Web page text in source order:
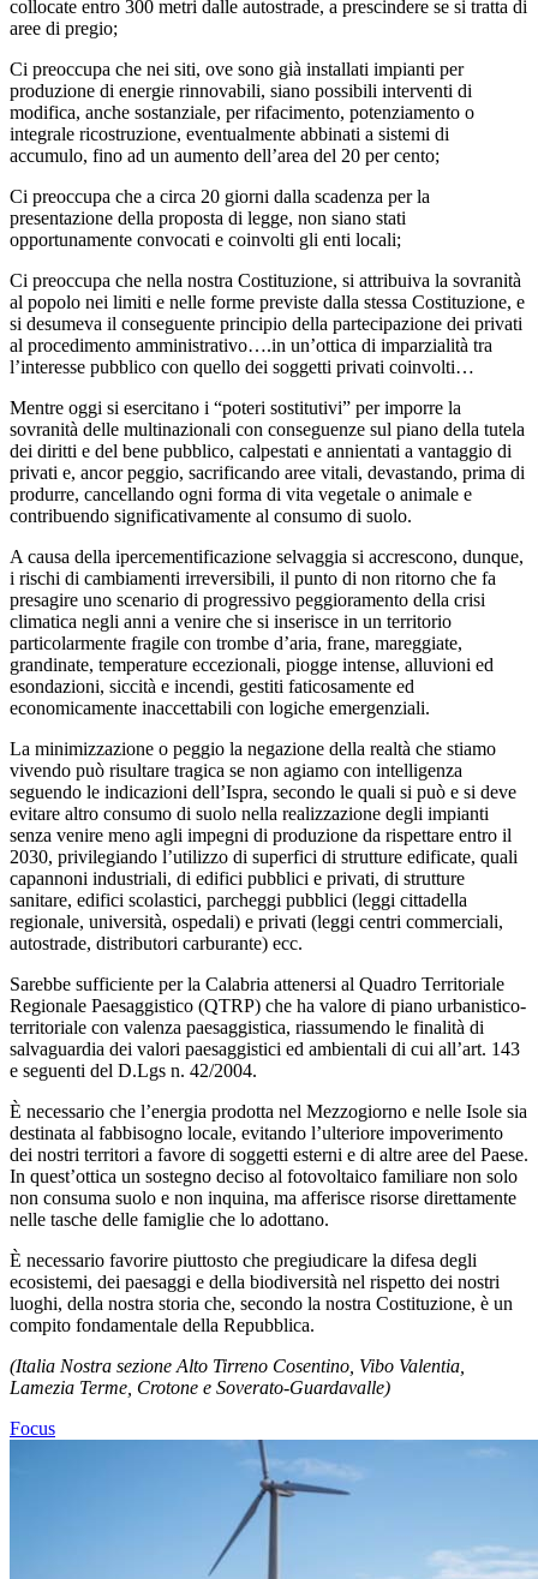
collocate entro 300 metri dalle autostrade, a prescindere se si tratta di
aree di pregio;
Ci preoccupa che nei siti, ove sono già installati impianti per
produzione di energie rinnovabili, siano possibili interventi di
modifica, anche sostanziale, per rifacimento, potenziamento o
integrale ricostruzione, eventualmente abbinati a sistemi di
accumulo, fino ad un aumento dell’area del 20 per cento;
Ci preoccupa che a circa 20 giorni dalla scadenza per la
presentazione della proposta di legge, non siano stati
opportunamente convocati e coinvolti gli enti locali;
Ci preoccupa che nella nostra Costituzione, si attribuiva la sovranità
al popolo nei limiti e nelle forme previste dalla stessa Costituzione, e
si desumeva il conseguente principio della partecipazione dei privati
al procedimento amministrativo….in un’ottica di imparzialità tra
l’interesse pubblico con quello dei soggetti privati coinvolti…
Mentre oggi si esercitano i “poteri sostitutivi” per imporre la
sovranità delle multinazionali con conseguenze sul piano della tutela
dei diritti e del bene pubblico, calpestati e annientati a vantaggio di
privati e, ancor peggio, sacrificando aree vitali, devastando, prima di
produrre, cancellando ogni forma di vita vegetale o animale e
contribuendo significativamente al consumo di suolo.
A causa della ipercementificazione selvaggia si accrescono, dunque,
i rischi di cambiamenti irreversibili, il punto di non ritorno che fa
presagire uno scenario di progressivo peggioramento della crisi
climatica negli anni a venire che si inserisce in un territorio
particolarmente fragile con trombe d’aria, frane, mareggiate,
grandinate, temperature eccezionali, piogge intense, alluvioni ed
esondazioni, siccità e incendi, gestiti faticosamente ed
economicamente inaccettabili con logiche emergenziali.
La minimizzazione o peggio la negazione della realtà che stiamo
vivendo può risultare tragica se non agiamo con intelligenza
seguendo le indicazioni dell’Ispra, secondo le quali si può e si deve
evitare altro consumo di suolo nella realizzazione degli impianti
senza venire meno agli impegni di produzione da rispettare entro il
2030, privilegiando l’utilizzo di superfici di strutture edificate, quali
capannoni industriali, di edifici pubblici e privati, di strutture
sanitare, edifici scolastici, parcheggi pubblici (leggi cittadella
regionale, università, ospedali) e privati (leggi centri commerciali,
autostrade, distributori carburante) ecc.
Sarebbe sufficiente per la Calabria attenersi al Quadro Territoriale
Regionale Paesaggistico (QTRP) che ha valore di piano urbanistico-
territoriale con valenza paesaggistica, riassumendo le finalità di
salvaguardia dei valori paesaggistici ed ambientali di cui all’art. 143
e seguenti del D.Lgs n. 42/2004.
È necessario che l’energia prodotta nel Mezzogiorno e nelle Isole sia
destinata al fabbisogno locale, evitando l’ulteriore impoverimento
dei nostri territori a favore di soggetti esterni e di altre aree del Paese.
In quest’ottica un sostegno deciso al fotovoltaico familiare non solo
non consuma suolo e non inquina, ma afferisce risorse direttamente
nelle tasche delle famiglie che lo adottano.
È necessario favorire piuttosto che pregiudicare la difesa degli
ecosistemi, dei paesaggi e della biodiversità nel rispetto dei nostri
luoghi, della nostra storia che, secondo la nostra Costituzione, è un
compito fondamentale della Repubblica.
(Italia Nostra sezione Alto Tirreno Cosentino, Vibo Valentia,
Lamezia Terme, Crotone e Soverato-Guardavalle)
Focus